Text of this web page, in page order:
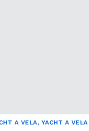
A VELA, YACHT A VELA